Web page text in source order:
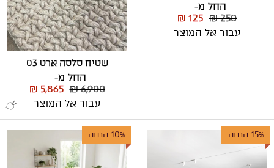
החל מ-
₪ 250
₪ 125
עבור אל המוצר
שטיח סלסה ארט 03
החל מ-
₪ 6,900
₪ 5,865
עבור אל המוצר
15% הנחה 10% הנחה